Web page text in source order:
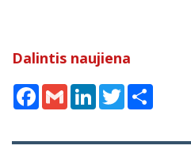
Dalintis naujiena
Facebook
Gmail LinkedInTwitter